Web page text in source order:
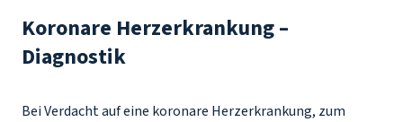
Koronare Herzerkrankung –
Diagnostik
Bei Verdacht auf eine koronare Herzerkrankung, zum